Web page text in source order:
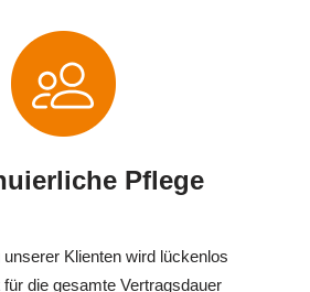
Pflege
unserer Klienten wird lückenlos
die gesamte Vertragsdauer